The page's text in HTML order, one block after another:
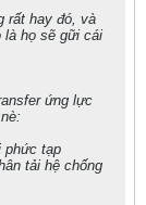
rất hay đó, và
là họ sẽ gữi cái
ứng lực
phức tạp
tải hệ chống